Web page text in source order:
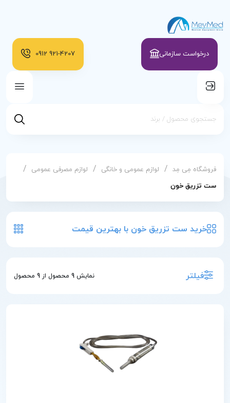
درخواست سازمانی 921-4207
0912
فروشگاه مِی مِد / لوازم عمومی و خانگی / لوازم مصرفی عمومی /
ست تزریق خون
خرید ست تزریق خون با بهترین قیمت
فیلتر نمایش 9 محصول از 9 محصول